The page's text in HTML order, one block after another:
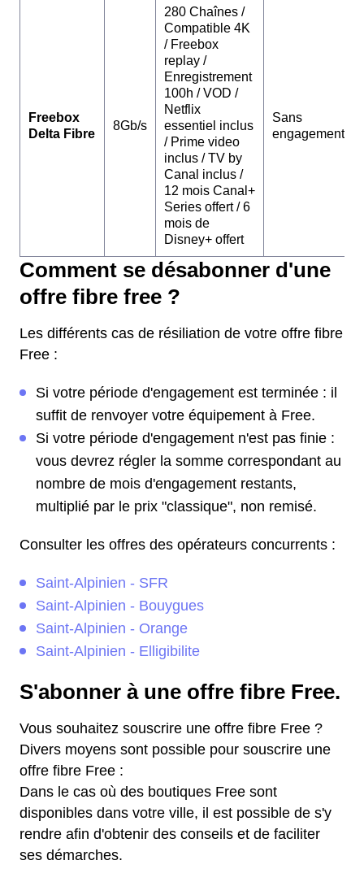
Freebox
Delta Fibre
8Gb/s
280 Chaînes /
Compatible 4K
/ Freebox
replay /
Enregistrement
100h / VOD /
Netflix
essentiel inclus
/ Prime video
inclus / TV by
Canal inclus /
12 mois Canal+
Series offert / 6
mois de
Disney+ offert
Sans
engagement
Comment se désabonner d'une
offre fibre free ?
Les différents cas de résiliation de votre offre fibre
Free :
Si votre période d'engagement est terminée : il
suffit de renvoyer votre équipement à Free.
Si votre période d'engagement n'est pas finie :
vous devrez régler la somme correspondant au
nombre de mois d'engagement restants,
multiplié par le prix "classique", non remisé.
Consulter les offres des opérateurs concurrents :
Saint-Alpinien - SFR
Saint-Alpinien - Bouygues
Saint-Alpinien - Orange
Saint-Alpinien - Elligibilite
S'abonner à une offre fibre Free.
Vous souhaitez souscrire une offre fibre Free ?
Divers moyens sont possible pour souscrire une
offre fibre Free :
Dans le cas où des boutiques Free sont
disponibles dans votre ville, il est possible de s'y
rendre afin d'obtenir des conseils et de faciliter
ses démarches.